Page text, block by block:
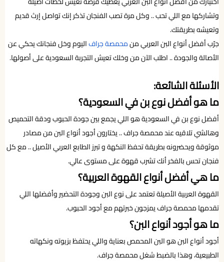
وتشاركها مع اللي تحب .. وكل مرة تصب الفنجان تذكر إنك تواصل إرث قديم
وتعيشه بطريقتك.
جرّب أفضل أنواع البن العربي منمحمصة جرافاليوم وخل فنجانك يحكي عن
الأصالة والجودة .. اطلب الآن من وخلك تعيش التجربة السعودية على أصولها.
الأسئلة الشائعة:
ما هو أفضل نوع بن في السعودية؟
أفضل نوع بن في السعودية هو اللي يجمع بين جودة الحبوب ودقة التحميص
وهالشي تلاقيه عند محمصة جراف .. يختارون أجود أنواع البن من مصادر
موثوقة ويحضرونه بطريقة تحفظ النكهة و تبرز الطابع العربي الأصيل .. مع كل
فنجان تحس بالفخر أنك تشرب قهوة على مستوى عالي.
ما هي أفضل أنواع القهوة العربية؟
القهوة العربية الأصيلة تعتمد على نوع البن وجودة التحضير وأفضلها اللي
تقدمها محمصة جراف يمزجون خبرتهم مع أجود الحبوب.
ما هو أجود أنواع البن؟
أجود أنواع البن هو البن المحمص بعناية واللي يحتفظ بزيوته ونكهاته
الطبيعية، وهذا بالضبط شغل محمصة جراف.